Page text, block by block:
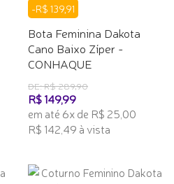
-R$ 139,91
Bota Feminina Dakota
Cano Baixo Zíper -
CONHAQUE
DE: R$ 289,90
R$ 149,99
em até 6x de R$ 25,00
R$ 142,49 à vista